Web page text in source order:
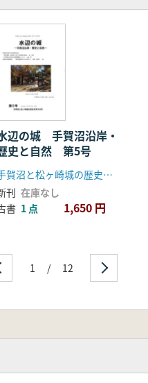
辺の城 手賀沼沿岸・
史と自然 第5号
手賀沼と松ヶ崎城の歴史を考える会
刊 在庫なし
書 1 点 1,650 円
1 / 12